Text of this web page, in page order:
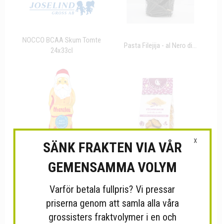
NOCCO BCAA Skum Tomte
24x33cl
Pasta Filejija - al Nero di...
17x185g
och...
X
SÄNK FRAKTEN VIA VÅR
GEMENSAMMA VOLYM
Varför betala fullpris? Vi pressar
priserna genom att samla alla våra
grossisters fraktvolymer i en och